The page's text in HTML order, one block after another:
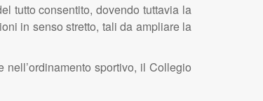
tutto consentito, dovendo tuttavia la
in senso stretto, tali da ampliare la
sportivo, il Collegio